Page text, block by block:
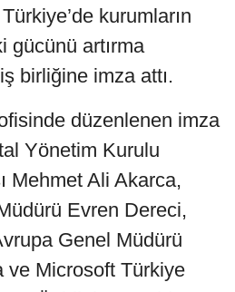
kurumların
gücünü artırma
birliğine imza attı.
düzenlenen imza
Yönetim Kurulu
Mehmet Ali Akarca,
Evren Dereci,
Genel Müdürü
ve Microsoft Türkiye